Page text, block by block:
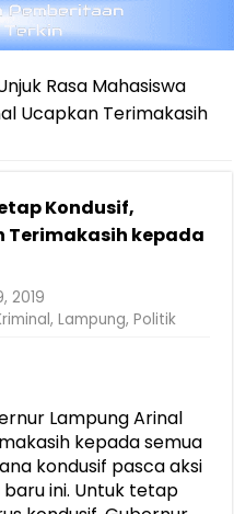
Rasa Mahasiswa
Ucapkan Terimakasih
Kondusif,
Terimakasih kepada
2019
,Lampung,Politik
Lampung Arinal
kepada semua
kondusif pasca aksi
ini. Untuk tetap